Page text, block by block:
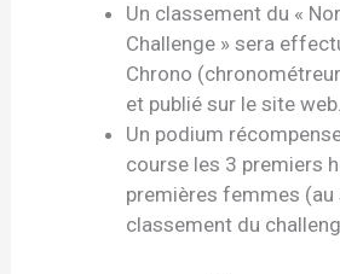
Un classement du «
Challenge » sera
Chrono
et publié sur le site web.
Un podium
course les 3 premiers
premières femmes (au
classement du